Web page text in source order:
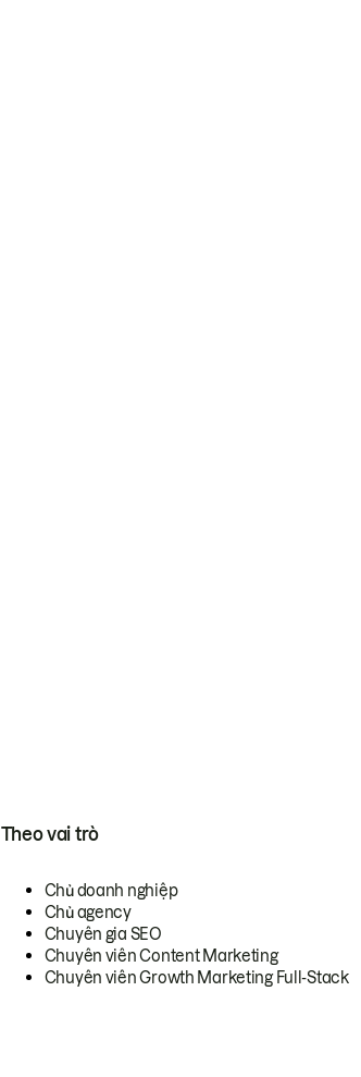
Theo vai trò
Chủ doanh nghiệp
Chủ agency
Chuyên gia SEO
Chuyên viên Content Marketing
Chuyên viên Growth Marketing Full-Stack